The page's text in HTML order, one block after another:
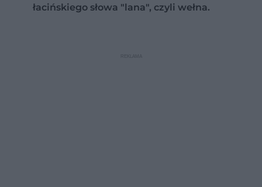
łacińskiego słowa "lana", czyli wełna.